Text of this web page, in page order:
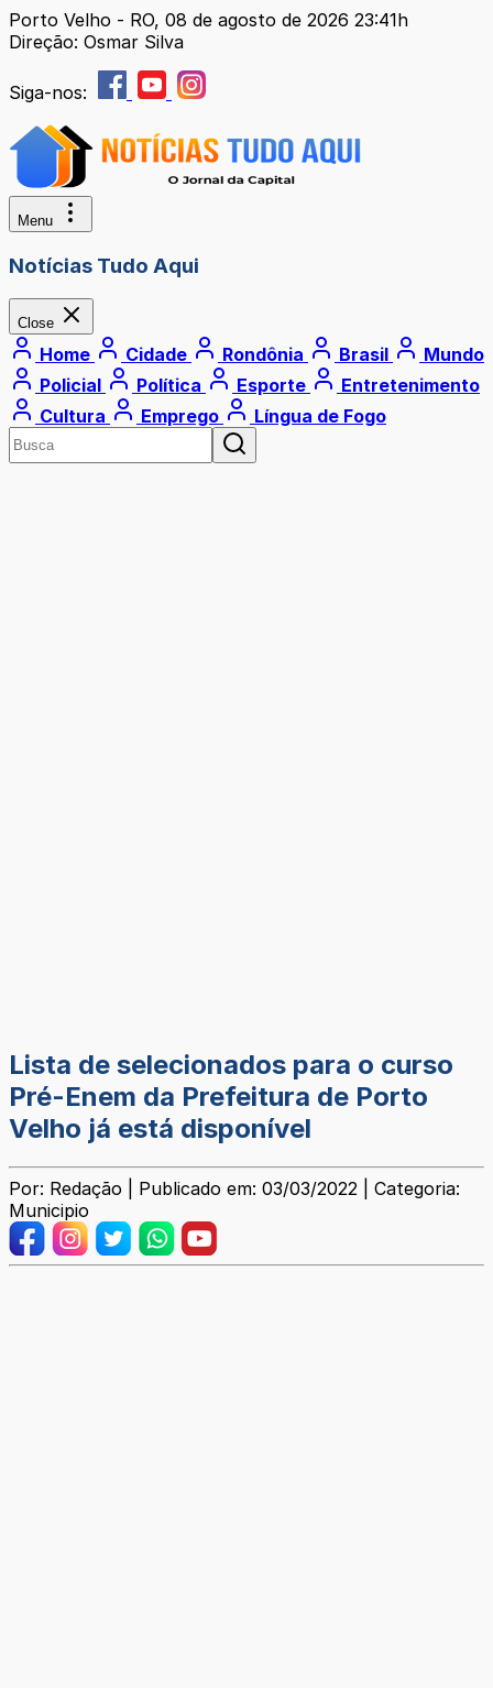
Porto Velho - RO, 08 de agosto de 2026 23:41h
Direção: Osmar Silva
Siga-nos:
Menu
Notícias Tudo Aqui
Close
Home Cidade Rondônia Brasil
Mundo
Policial
Política Esporte
Entretenimento
Cultura
Emprego Língua de Fogo
Lista de selecionados para o curso
Pré-Enem da Prefeitura de Porto
Velho já está disponível
Por: Redação | Publicado em: 03/03/2022 | Categoria:
Municipio